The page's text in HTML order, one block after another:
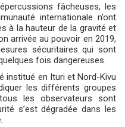
fâcheuses, les
internationale n’ont
à la hauteur de la gravité et
arrivée au pouvoir en 2019,
sécuritaires qui sont
fois dangereuses.
institué en Ituri et Nord-Kivu
les différents groupes
les observateurs sont
s’est dégradée dans les